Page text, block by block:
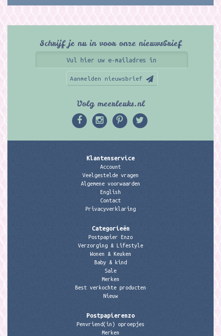
Schrijf je nu in voor onze nieuwsbrief
Aanmelden nieuwsbrief
Volg meerleuks.nl
Klantenservice
Account
Veelgestelde vragen
Algemene voorwaarden
English
Contact
Privacyverklaring
Categorieën
Postpapier Enzo
Verzorging & Lifestyle
Wonen & Keuken
Baby & kind
Sale
Merken
Best verkochte producten
Nieuw
Postpapierenzo
Penvriend(in) oproepjes
Merken